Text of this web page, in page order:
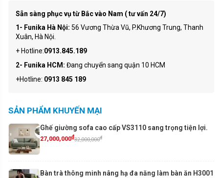
Sẵn sàng phục vụ từ Bắc vào Nam ( tư vấn 24/7)
1- Funika Hà Nội: 56 Vương Thừa Vũ, P.Khương Trung, Thanh
Xuân, Hà Nội.
+ Hotline:0913.845.189
2- Funika HCM: Đang chuyển sang quận 10 HCM
+Hotline: 0913 845 189
SẢN PHẨM KHUYẾN MẠI
Ghế giường sofa cao cấp VS3110 sang trọng tiện lợi.
27,000,000₫32,000,000₫
Bàn trà thông minh nâng hạ đa năng làm bàn ăn H3001